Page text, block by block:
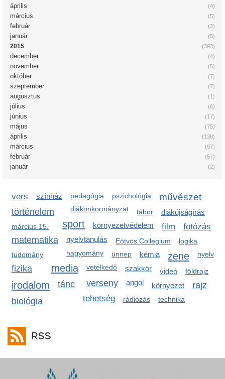
(4)
április
(5)
március
(3)
február
(5)
január
(393)
2015
(4)
december
(5)
november
(7)
október
(7)
szeptember
(1)
augusztus
(6)
július
(17)
június
(75)
május
(138)
április
(97)
március
(57)
február
(2)
január
vers színház pedagógia pszichológia művészet
diákönkormányzat
történelem tábor diákújságírás
sport környezetvédelem film
matematika nyelvtanulás
fotózás
március 15.
Eötvös Collegium
logika
hagyomány
ünnep kémia zene nyelv
tudomány
media vetélkedő
fizika szakkör videó
verseny
irodalom
földrajz
angol környezet
tánc
tehetség rádiózás
rajz
technika
biológia
RSS